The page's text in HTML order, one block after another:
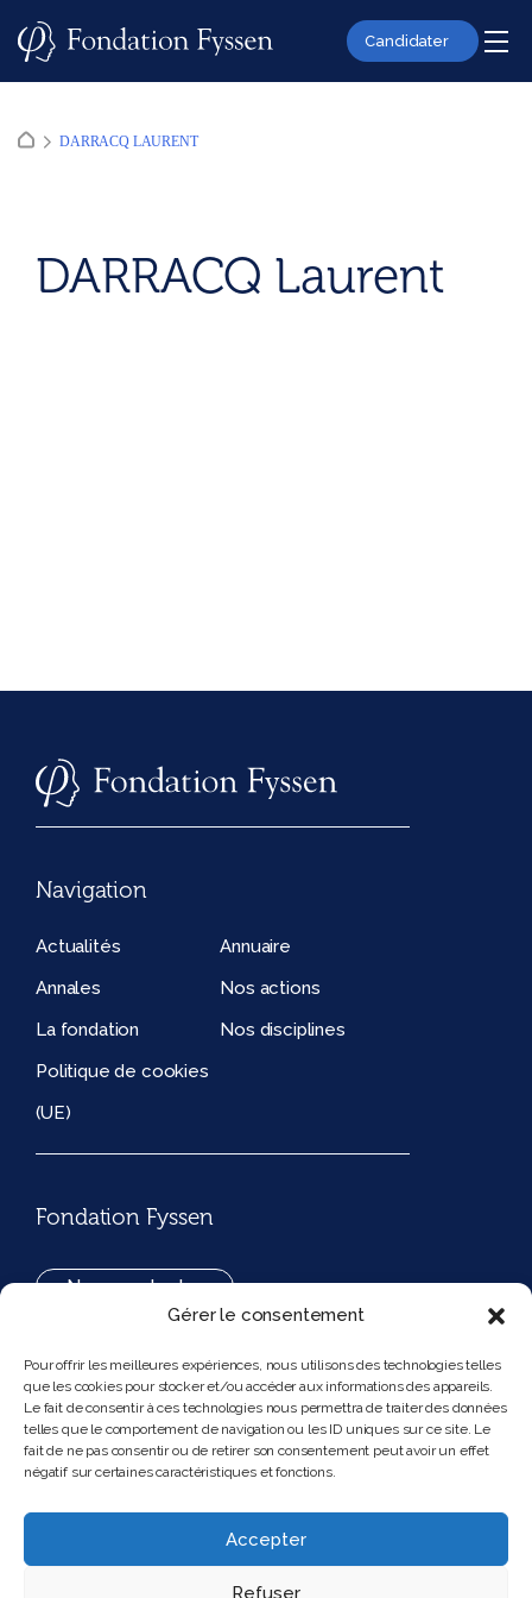
Gérer le consentement
Pour offrir les meilleures expériences, nous utilisons des technologies telles
que les cookies pour stocker et/ou accéder aux informations des appareils.
Le fait de consentir à ces technologies nous permettra de traiter des données
telles que le comportement de navigation ou les ID uniques sur ce site. Le
fait de ne pas consentir ou de retirer son consentement peut avoir un effet
négatif sur certaines caractéristiques et fonctions.
Accepter
Refuser
Candidater
DARRACQ LAURENT
DARRACQ Laurent
Navigation
Actualités
Annuaire
Annales
Nos actions
La fondation
Nos disciplines
Politique de cookies
(UE)
Fondation Fyssen
Nous contacter
194, rue de Rivoli 75001 Paris France
Nous suivre